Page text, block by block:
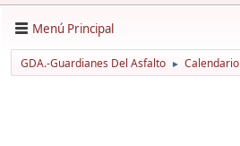
Menú Principal
GDA.-Guardianes Del Asfalto ► Calendario